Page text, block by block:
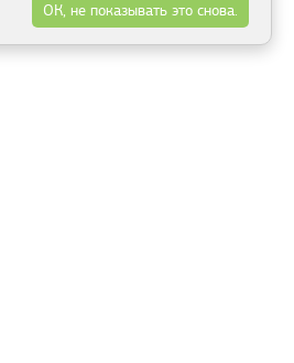
ОК, не показывать это снова.